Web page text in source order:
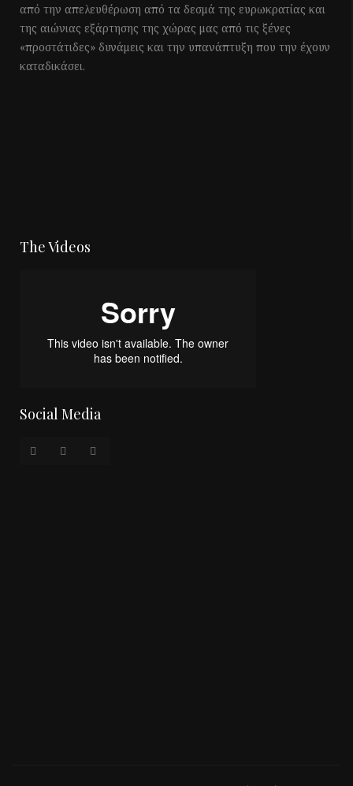
από την απελευθέρωση από τα δεσμά της ευρωκρατίας και
της αιώνιας εξάρτησης της χώρας μας από τις ξένες
«προστάτιδες» δυνάμεις και την υπανάπτυξη που την έχουν
καταδικάσει.
The Videos
Social Media